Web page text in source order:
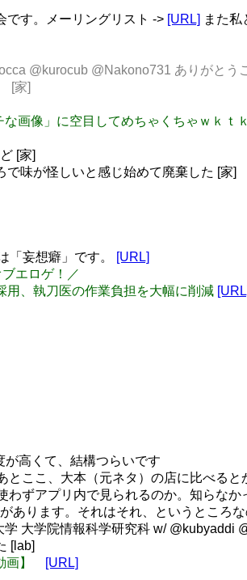
です。メーリングリスト -> [URL] また
@kurocub @Nakono731 ありがとう
[家]
画像」に空目してめちゃくちゃｗｋｔ
[家]
味が怪しいと感じ始めて廃棄した [家]
「妄想癖」です。 [URL]
エロゲ！／
用、執刀医の作業負担を大幅に削減
高くて、結構つらいです
ここ、大本（元ネタ）の店に比べると
ずアプリ内で見られるのか。知らなか
あります。それはそれ、というところ
大学院情報科学研究科 w/ @kubyaddi
[lab]
画】 [URL]